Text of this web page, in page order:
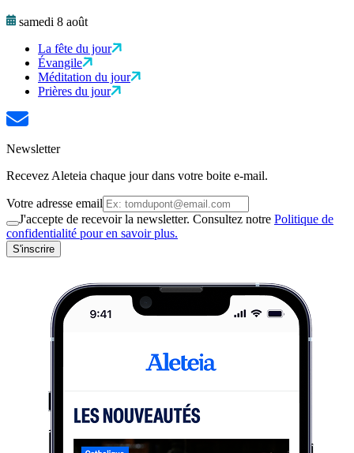
samedi 8 août
La fête du jour
Évangile
Méditation du jour
Prières du jour
Newsletter
Recevez Aleteia chaque jour dans votre boite e-mail.
Votre adresse email
J'accepte de recevoir la newsletter. Consultez notre Politique de
confidentialité pour en savoir plus.
S'inscrire